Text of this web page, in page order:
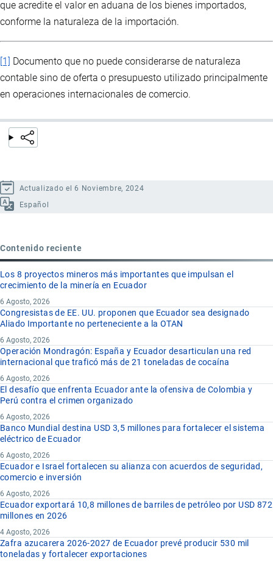
que acredite el valor en aduana de los bienes importados,
conforme la naturaleza de la importación.
[1] Documento que no puede considerarse de naturaleza
contable sino de oferta o presupuesto utilizado principalmente
en operaciones internacionales de comercio.
Actualizado el 6 Noviembre, 2024
Español
Contenido reciente
Los 8 proyectos mineros más importantes que impulsan el
crecimiento de la minería en Ecuador
6 Agosto, 2026
Congresistas de EE. UU. proponen que Ecuador sea designado
Aliado Importante no perteneciente a la OTAN
6 Agosto, 2026
Operación Mondragón: España y Ecuador desarticulan una red
internacional que traficó más de 21 toneladas de cocaína
6 Agosto, 2026
El desafío que enfrenta Ecuador ante la ofensiva de Colombia y
Perú contra el crimen organizado
6 Agosto, 2026
Banco Mundial destina USD 3,5 millones para fortalecer el sistema
eléctrico de Ecuador
6 Agosto, 2026
Ecuador e Israel fortalecen su alianza con acuerdos de seguridad,
comercio e inversión
6 Agosto, 2026
Ecuador exportará 10,8 millones de barriles de petróleo por USD 872
millones en 2026
4 Agosto, 2026
Zafra azucarera 2026-2027 de Ecuador prevé producir 530 mil
toneladas y fortalecer exportaciones